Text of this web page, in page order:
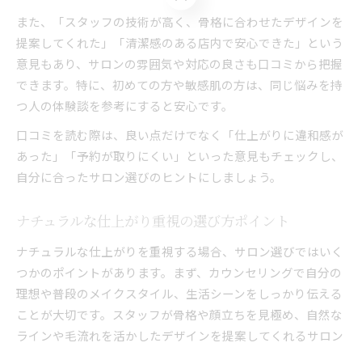
また、「スタッフの技術が高く、骨格に合わせたデザインを
提案してくれた」「清潔感のある店内で安心できた」という
意見もあり、サロンの雰囲気や対応の良さも口コミから把握
できます。特に、初めての方や敏感肌の方は、同じ悩みを持
つ人の体験談を参考にすると安心です。
口コミを読む際は、良い点だけでなく「仕上がりに違和感が
あった」「予約が取りにくい」といった意見もチェックし、
自分に合ったサロン選びのヒントにしましょう。
ナチュラルな仕上がり重視の選び方ポイント
ナチュラルな仕上がりを重視する場合、サロン選びではいく
つかのポイントがあります。まず、カウンセリングで自分の
理想や普段のメイクスタイル、生活シーンをしっかり伝える
ことが大切です。スタッフが骨格や顔立ちを見極め、自然な
ラインや毛流れを活かしたデザインを提案してくれるサロン